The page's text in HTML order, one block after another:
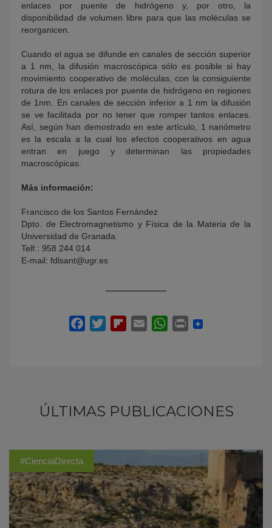
enlaces por puente de hidrógeno y, por otro, la
disponibilidad de volumen libre para que las moléculas se
reorganicen.
Cuando el agua se difunde en canales de sección superior
a 1 nm, la difusión macroscópica sólo es posible si hay
movimiento cooperativo de moléculas, con la consiguiente
rotura de los enlaces por puente de hidrógeno en regiones
de 1nm. En canales de sección inferior a 1 nm la difusión
se ve facilitada por no tener que romper tantos enlaces.
Así, según han demostrado en este artículo, 1 nanómetro
es la escala a la cual los efectos cooperativos en agua
entran en juego y determinan las propiedades
macroscópicas.
Más información:
Francisco de los Santos Fernández
Dpto. de Electromagnetismo y Física de la Materia de la
Universidad de Granada.
Telf.: 958 244 014
E-mail: fdlsant@ugr.es
ÚLTIMAS PUBLICACIONES
#CienciaDirecta